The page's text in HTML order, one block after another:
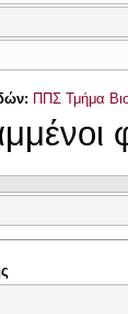
ΠΠΣ Τμήμα